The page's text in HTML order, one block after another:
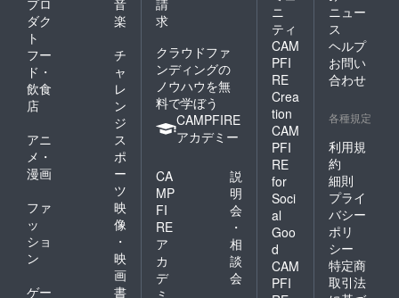
ダク
ト
楽
フー
ド・
飲食
店
チ
ャ
レ
ン
ジ
アニ
メ・
漫画
ス
ポ
ー
ツ
ファ
ッ
ショ
ン
映
像
・
映
画
ゲー
書
求
クラウドファ
ンディングの
ノウハウを無
料で学ぼう
CAMPFIRE
アカデミー
CA
MP
FI
RE
ア
カ
デ
ミ
説
明
会
・
相
談
会
ニ
ティ
CAM
PFI
RE
Crea
tion
CAM
PFI
RE
for
Soci
al
Goo
d
CAM
PFI
ニュー
ス
ヘルプ
お問い
合わせ
各種規定
利用規
約
細則
プライ
バシー
ポリ
シー
特定商
取引法